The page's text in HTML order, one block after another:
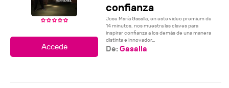
confianza
Jose María Gasalla, en este video premium de
14 minutos, nos muestra las claves para
inspirar confianza a los demás de una manera
distinta e innovador...
De:Gasalla